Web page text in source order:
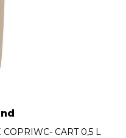
CART 0,5 L